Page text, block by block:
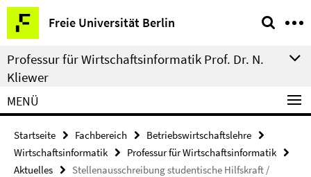
Springe
direkt
zu
Inhalt
Freie Universität Berlin
Service-
Navigation
Professur für Wirtschaftsinformatik Prof. Dr. N.
Kliewer
MENÜ
Startseite Fachbereich
Betriebswirtschaftslehre
Wirtschaftsinformatik
Professur für Wirtschaftsinformatik
Aktuelles
Stellenausschreibung studentische Hilfskraft /